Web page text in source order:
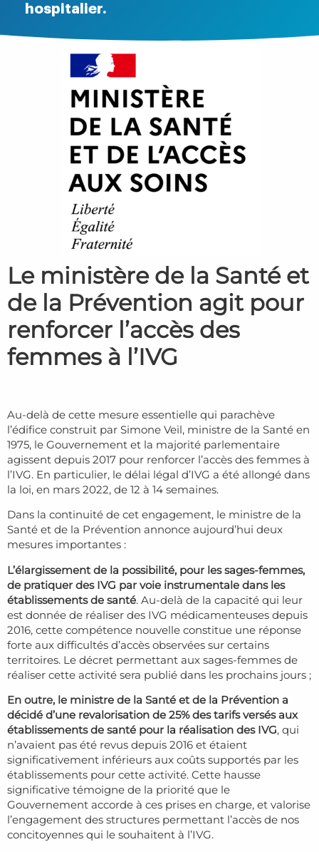
hospitalier.
Le ministère de la Santé et
de la Prévention agit pour
renforcer l’accès des
femmes à l’IVG
Au-delà de cette mesure essentielle qui parachève
l’édifice construit par Simone Veil, ministre de la Santé en
1975, le Gouvernement et la majorité parlementaire
agissent depuis 2017 pour renforcer l’accès des femmes à
l’IVG. En particulier, le délai légal d’IVG a été allongé dans
la loi, en mars 2022, de 12 à 14 semaines.
Dans la continuité de cet engagement, le ministre de la
Santé et de la Prévention annonce aujourd’hui deux
mesures importantes :
L’élargissement de la possibilité, pour les sages-femmes,
de pratiquer des IVG par voie instrumentale dans les
établissements de santé. Au-delà de la capacité qui leur
est donnée de réaliser des IVG médicamenteuses depuis
2016, cette compétence nouvelle constitue une réponse
forte aux difficultés d’accès observées sur certains
territoires. Le décret permettant aux sages-femmes de
réaliser cette activité sera publié dans les prochains jours ;
En outre, le ministre de la Santé et de la Prévention a
décidé d’une revalorisation de 25% des tarifs versés aux
établissements de santé pour la réalisation des IVG, qui
n’avaient pas été revus depuis 2016 et étaient
significativement inférieurs aux coûts supportés par les
établissements pour cette activité. Cette hausse
significative témoigne de la priorité que le
Gouvernement accorde à ces prises en charge, et valorise
l’engagement des structures permettant l’accès de nos
concitoyennes qui le souhaitent à l’IVG.